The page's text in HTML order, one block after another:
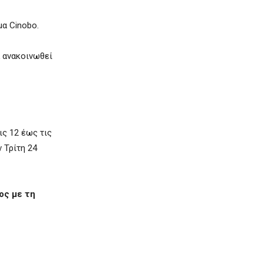
Cinobo.
12 έως τις
Τρίτη 24
με τη